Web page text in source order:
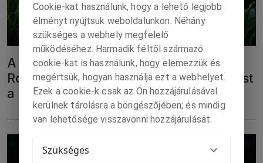
A Bayern Glasgow-ban, a Milan
Rotterdamban teheti meg az első lépést
a nyolcaddöntő felé
Cookie-kat használunk, hogy a lehető legjobb
élményt nyújtsuk weboldalunkon. Néhány
szükséges a webhely megfelelő
működéséhez. Harmadik féltől származó
cookie-kat is használunk, hogy elemezzük és
megértsük, hogyan használja ezt a webhelyet.
Ezek a cookie-k csak az Ön hozzájárulásával
kerülnek tárolásra a böngészőjében; és mindig
van lehetősége visszavonni hozzájárulását.
Szükséges